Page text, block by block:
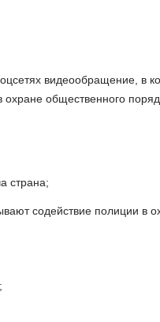
видеообращение, в
общественного
страна;
содействие полиции в